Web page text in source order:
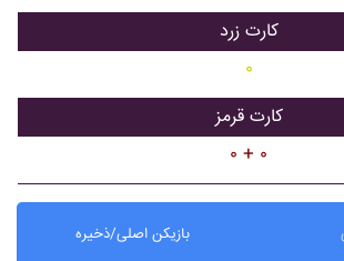
کارت زرد
۰
کارت قرمز
۰ + ۰
بازیکن اصلی/ذخیره